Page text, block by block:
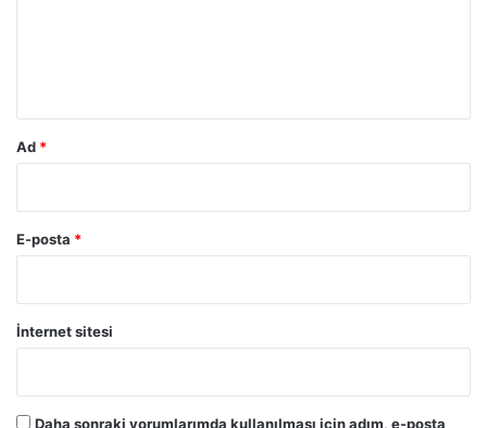
Ad *
E-posta *
İnternet sitesi
Daha sonraki yorumlarımda kullanılması için adım, e-posta